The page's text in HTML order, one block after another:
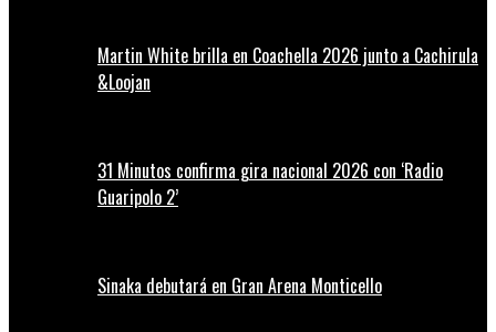
Martin White brilla en Coachella 2026 junto a Cachirula
&Loojan
31 Minutos confirma gira nacional 2026 con ‘Radio
Guaripolo 2’
Sinaka debutará en Gran Arena Monticello